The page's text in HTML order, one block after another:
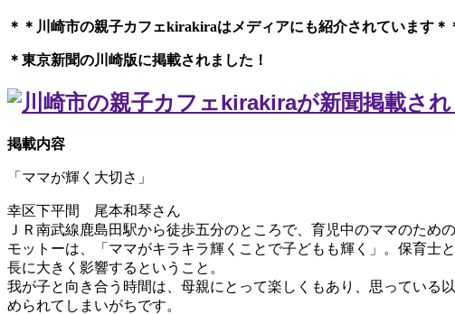
＊＊川崎市の親子カフェkirakiraは メディアにも紹介されています＊
＊東京新聞の川崎版に掲載されました！
掲載内容
「ママが輝く大切さ」
幸区下平間 尾本和琴さん
ＪＲ南武線鹿島田駅から徒歩五分のところで、育児中のママのため
モットーは、「ママがキラキラ輝くことで子どもも輝く」。保育
長に大きく影響するということ。
我が子と向き合う時間は、母親にとって楽しくもあり、思っている
められてしまいがちです。